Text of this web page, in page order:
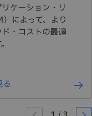
ケーション・リ
によって、より
・コストの最適